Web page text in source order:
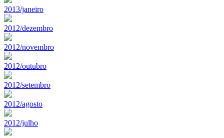
2013/janeiro
2012/dezembro
2012/novembro
2012/outubro
2012/setembro
2012/agosto
2012/julho